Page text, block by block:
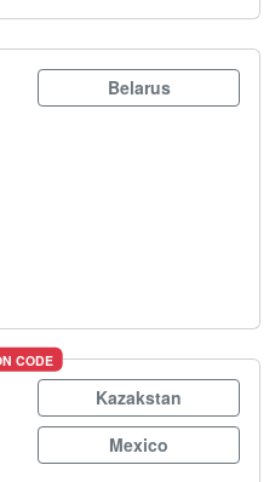
Belarus
CODE
Kazakstan
Mexico